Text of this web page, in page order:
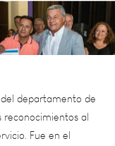
departamento de
al
Fue en ella